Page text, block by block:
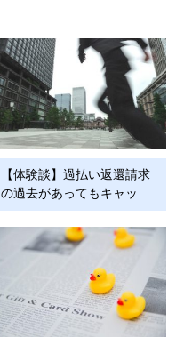
【体験談】過払い返還請求
の過去があってもキャッ…